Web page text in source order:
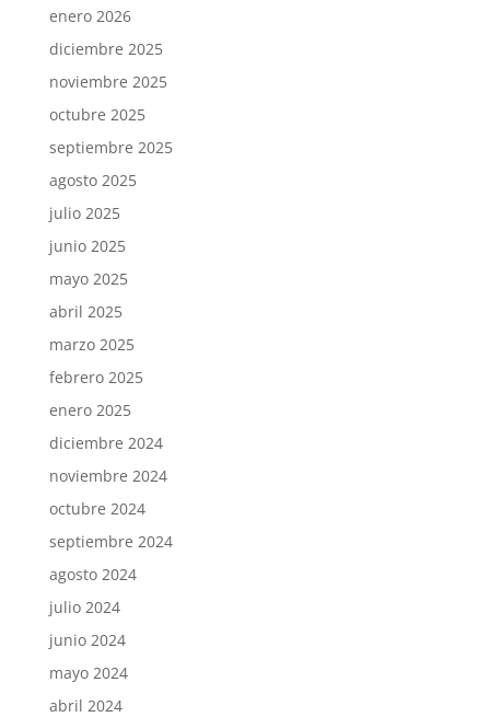
enero 2026
diciembre 2025
noviembre 2025
octubre 2025
septiembre 2025
agosto 2025
julio 2025
junio 2025
mayo 2025
abril 2025
marzo 2025
febrero 2025
enero 2025
diciembre 2024
noviembre 2024
octubre 2024
septiembre 2024
agosto 2024
julio 2024
junio 2024
mayo 2024
abril 2024